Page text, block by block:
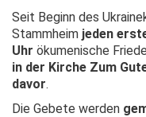
Seit Beginn des
Stammheim jeden
Uhr ökumenische
in der Kirche Zum
davor.
Die Gebete werden